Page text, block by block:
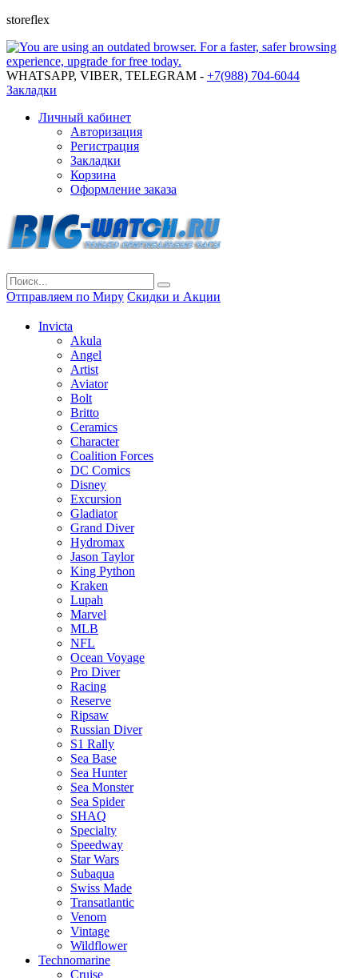
storeflex
WHATSAPP, VIBER, TELEGRAM - +7(988) 704-6044
Закладки
Личный кабинет
Авторизация
Регистрация
Закладки
Корзина
Оформление заказа
Отправляем по Миру Скидки и Акции
Invicta
Akula
Angel
Artist
Aviator
Bolt
Britto
Ceramics
Character
Coalition Forces
DC Comics
Disney
Excursion
Gladiator
Grand Diver
Hydromax
Jason Taylor
King Python
Kraken
Lupah
Marvel
MLB
NFL
Ocean Voyage
Pro Diver
Racing
Reserve
Ripsaw
Russian Diver
S1 Rally
Sea Base
Sea Hunter
Sea Monster
Sea Spider
SHAQ
Specialty
Speedway
Star Wars
Subaqua
Swiss Made
Transatlantic
Venom
Vintage
Wildflower
Technomarine
Cruise